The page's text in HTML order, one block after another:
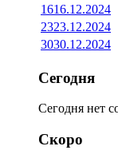
1616.12.2024
2323.12.2024
3030.12.2024
Сегодня
Сегодня нет
Скоро